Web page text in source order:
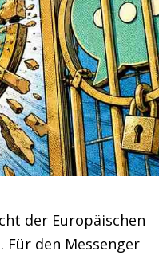
der Europäischen
den Messenger